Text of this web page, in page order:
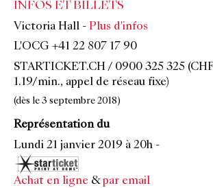
INFOS ET BILLETS
Victoria Hall - Plus d'infos
L'OCG +41 22 807 17 90
STARTICKET.CH / 0900 325 325 (CHF
1.19/min., appel de réseau fixe)
(dès le 3 septembre 2018)
Représentation du
Lundi 21 janvier 2019 à 20h -
Achat en ligne & par email